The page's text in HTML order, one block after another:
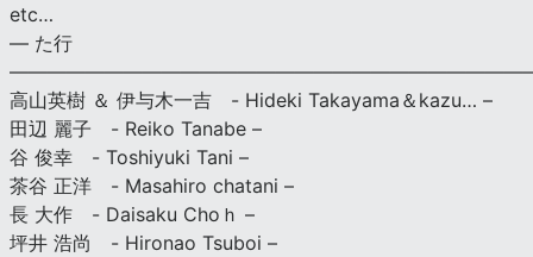
etc…
— た行
高山英樹 ＆ 伊与木一吉 - Hideki Takayama＆kazu… –
田辺 麗子 - Reiko Tanabe –
谷 俊幸 - Toshiyuki Tani –
茶谷 正洋 - Masahiro chatani –
長 大作 - Daisaku Choｈ –
坪井 浩尚 - Hironao Tsuboi –